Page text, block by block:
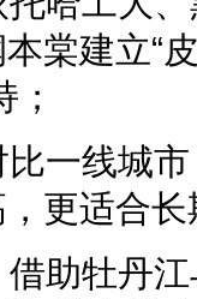
棠建立“
比一线城
更适合
助牡丹